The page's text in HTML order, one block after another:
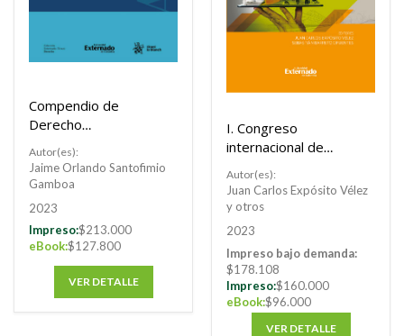
Compendio de
Derecho
Autor(es):
Jaime Orlando Santofimio
Gamboa
2023
Impreso:$213.000
eBook:$127.800
VER DETALLE
I. Congreso
internacional de
contratación estatal
Autor(es):
Juan Carlos Expósito Vélez
y otros
2023
Impreso bajo demanda:
$178.108
Impreso:$160.000
eBook:$96.000
VER DETALLE